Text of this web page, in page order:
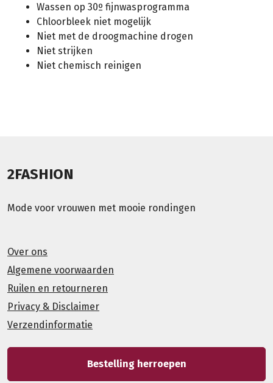
Wassen op 30º fijnwasprogramma
Chloorbleek niet mogelijk
Niet met de droogmachine drogen
Niet strijken
Niet chemisch reinigen
2FASHION
Mode voor vrouwen met mooie rondingen
Over ons
Algemene voorwaarden
Ruilen en retourneren
Privacy & Disclaimer
Verzendinformatie
Bestelling herroepen